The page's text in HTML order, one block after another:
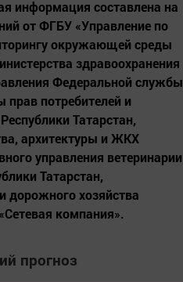
информация составлена на
от ФГБУ «Управление по
окружающей среды
здравоохранения
Федеральной службы
потребителей и
Татарстан,
архитектуры и ЖКХ
управления ветеринарии
Татарстан,
дорожного хозяйства
компания».
прогноз